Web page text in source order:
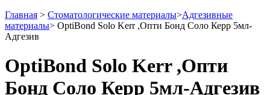
Главная > Стоматологические материалы>Адгезивные
материалы> OptiBond Solo Kerr ,Опти Бонд Соло Керр 5мл-
Адгезив
OptiBond Solo Kerr ,Опти
Бонд Соло Керр 5мл-Адгезив